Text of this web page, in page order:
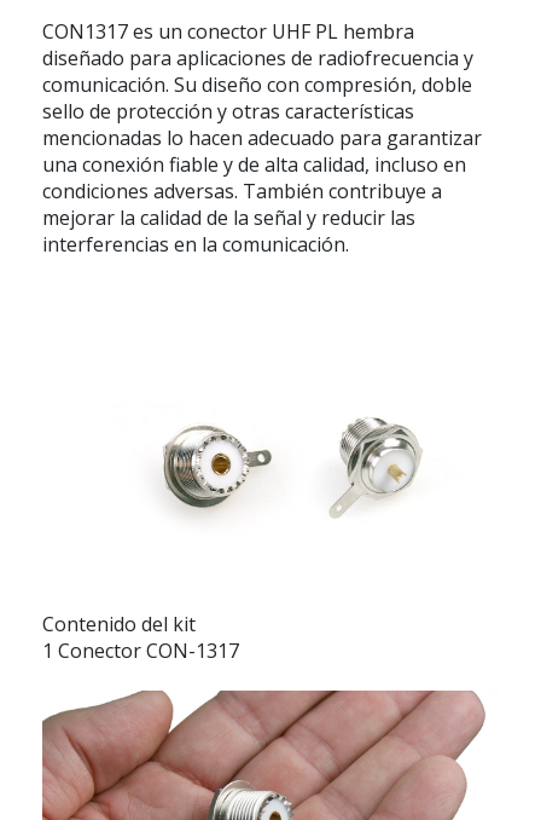
CON1317 es un conector UHF PL hembra
diseñado para aplicaciones de radiofrecuencia y
comunicación. Su diseño con compresión, doble
sello de protección y otras características
mencionadas lo hacen adecuado para garantizar
una conexión fiable y de alta calidad, incluso en
condiciones adversas. También contribuye a
mejorar la calidad de la señal y reducir las
interferencias en la comunicación.
Contenido del kit
1 Conector CON-1317